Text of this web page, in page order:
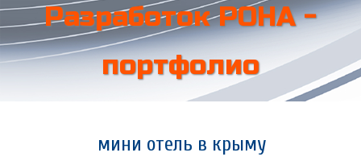
Разработок РОНА -
портфолио
мини отель в крыму